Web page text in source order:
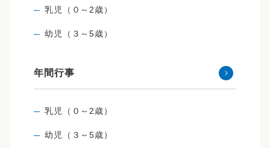
乳児（０～2歳）
幼児（３～5歳）
年間行事
乳児（０～2歳）
幼児（３～5歳）